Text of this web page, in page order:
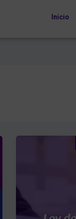
Inicio